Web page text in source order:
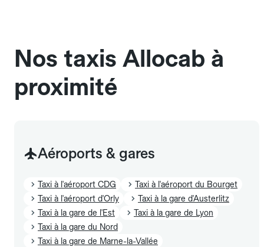
Nos taxis Allocab à
proximité
Aéroports & gares
Taxi à l'aéroport CDG
Taxi à l'aéroport du Bourget
Taxi à l'aéroport d'Orly
Taxi à la gare d'Austerlitz
Taxi à la gare de l'Est
Taxi à la gare de Lyon
Taxi à la gare du Nord
Taxi à la gare de Marne-la-Vallée